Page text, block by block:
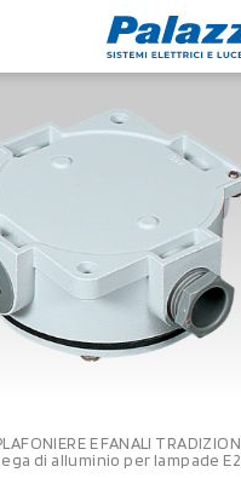
E FANALI
di alluminio per lampade